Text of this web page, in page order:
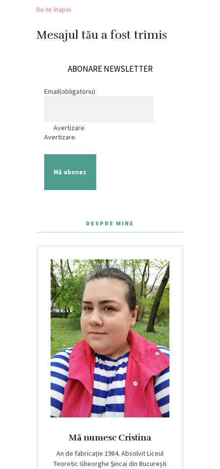
Du-te înapoi
Mesajul tău a fost trimis
ABONARE NEWSLETTER
Email(obligatoriu)
Avertizare
Avertizare.
Mă abonez
DESPRE MINE
Mă numesc Cristina
An de fabricație 1984. Absolvit Liceul
Teoretic Gheorghe Șincai din București